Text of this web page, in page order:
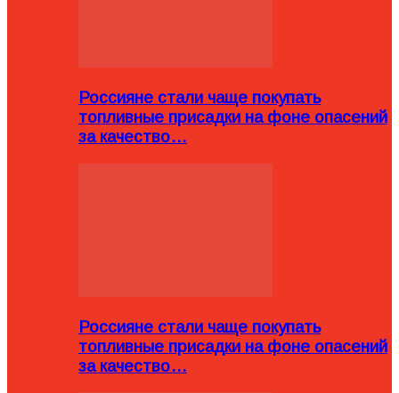
Россияне стали чаще покупать
топливные присадки на фоне опасений
за качество…
Россияне стали чаще покупать
топливные присадки на фоне опасений
за качество…